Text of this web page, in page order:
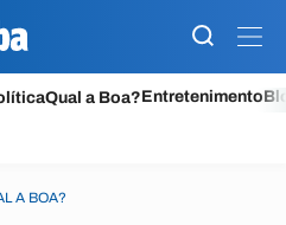
Qual a Boa?Entretenimento
A BOA?